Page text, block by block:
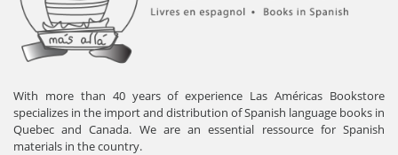
With more than 40 years of experience Las Américas Bookstore
specializes in the import and distribution of Spanish language books in
Quebec and Canada. We are an essential ressource for Spanish
materials in the country.